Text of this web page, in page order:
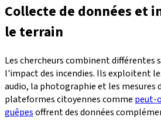
Collecte de données et
le terrain
Les chercheurs combinent différentes
l'impact des incendies. Ils exploitent
audio, la photographie et les mesures
plateformes citoyennes comme peut-
guêpesoffrent des données